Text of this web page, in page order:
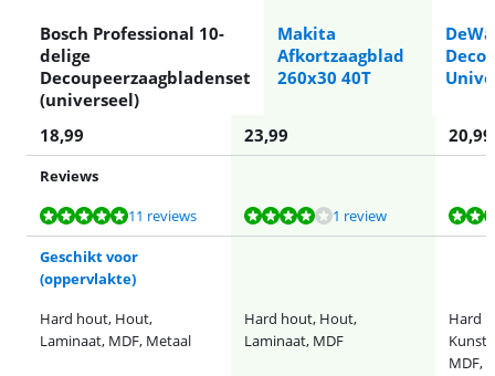
Bosch Professional 10-
delige
Decoupeerzaagbladenset
(universeel)
Makita
Afkortzaagblad
260x30 40T
18,99 23,99 20,99
Reviews
Beoordeling is 9,5 van de 10, gebaseerd op 11 reviews.
11 reviews
Beoordeling is 8,0 van de 10, gebaseerd op 1 review.1 review
Beoordeling is 8,9 van de 10, gebaseerd op 3 reviews.
Beoordeling is 10 van de 10, gebaseerd op 1 review.
Geschikt voor
(oppervlakte)
Hard hout, Hout,
Laminaat, MDF, Metaal
Hard hout, Hout,
Laminaat, MDF
Hard
MDF,